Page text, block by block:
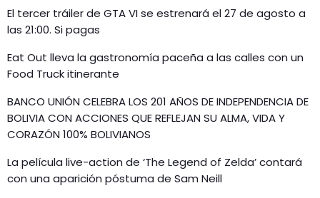
El tercer tráiler de GTA VI se estrenará el 27 de agosto a
las 21:00. Si pagas
Eat Out lleva la gastronomía paceña a las calles con un
Food Truck itinerante
BANCO UNIÓN CELEBRA LOS 201 AÑOS DE INDEPENDENCIA DE
BOLIVIA CON ACCIONES QUE REFLEJAN SU ALMA, VIDA Y
CORAZÓN 100% BOLIVIANOS
La película live-action de ‘The Legend of Zelda’ contará
con una aparición póstuma de Sam Neill